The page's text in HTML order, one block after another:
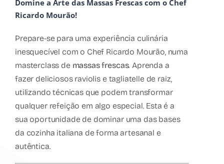
Domine a Arte das Massas Frescas com o Chef
Ricardo Mourão!
Prepare-se para uma experiência culinária
inesquecível com o Chef Ricardo Mourão, numa
masterclass de massas frescas. Aprenda a
fazer deliciosos raviolis e tagliatelle de raiz,
utilizando técnicas que podem transformar
qualquer refeição em algo especial. Esta é a
sua oportunidade de dominar uma das bases
da cozinha italiana de forma artesanal e
autêntica.